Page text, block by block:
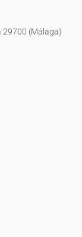
29700 (Málaga)